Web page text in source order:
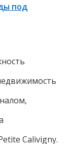
под
Calivigny.